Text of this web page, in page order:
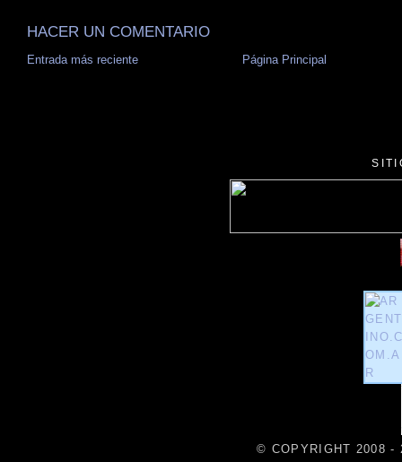
HACER UN COMENTARIO
Entrada más reciente Página Principal
© COPYRIGHT 2008